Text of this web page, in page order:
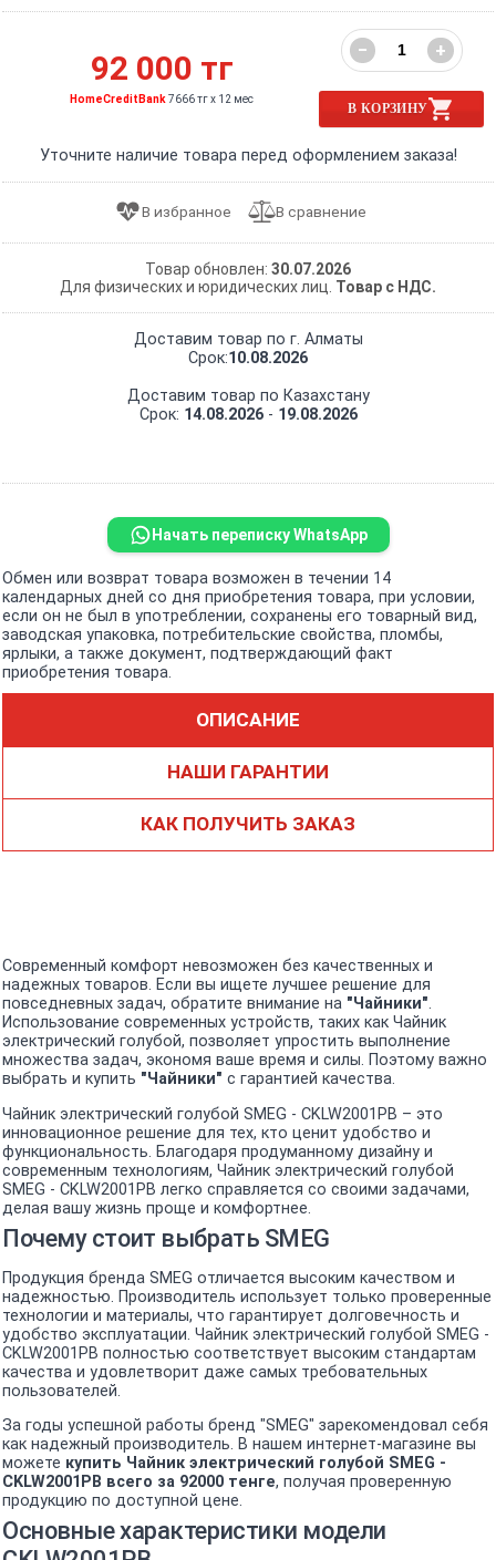
92 000 тг
HomeCreditBank7666 тг x 12 мес
− +
В КОРЗИНУ
Уточните наличие товара перед оформлением заказа!
Товар обновлен: 30.07.2026
Для физических и юридических лиц. Товар с НДС.
Доставим товар по г. Алматы
Срок:10.08.2026
Доставим товар по Казахстану
Срок: 14.08.2026- 19.08.2026
Начать переписку WhatsApp
Обмен или возврат товара возможен в течении 14
календарных дней со дня приобретения товара, при условии,
если он не был в употреблении, сохранены его товарный вид,
заводская упаковка, потребительские свойства, пломбы,
ярлыки, а также документ, подтверждающий факт
приобретения товара.
ОПИСАНИЕ
НАШИ ГАРАНТИИ
КАК ПОЛУЧИТЬ ЗАКАЗ
Современный комфорт невозможен без качественных и
надежных товаров. Если вы ищете лучшее решение для
повседневных задач, обратите внимание на "Чайники".
Использование современных устройств, таких как Чайник
электрический голубой, позволяет упростить выполнение
множества задач, экономя ваше время и силы. Поэтому важно
выбрать и купить "Чайники" с гарантией качества.
Чайник электрический голубой SMEG - CKLW2001PB – это
инновационное решение для тех, кто ценит удобство и
функциональность. Благодаря продуманному дизайну и
современным технологиям, Чайник электрический голубой
SMEG - CKLW2001PB легко справляется со своими задачами,
делая вашу жизнь проще и комфортнее.
Почему стоит выбрать SMEG
Продукция бренда SMEG отличается высоким качеством и
надежностью. Производитель использует только проверенные
технологии и материалы, что гарантирует долговечность и
удобство эксплуатации. Чайник электрический голубой SMEG -
CKLW2001PB полностью соответствует высоким стандартам
качества и удовлетворит даже самых требовательных
пользователей.
За годы успешной работы бренд "SMEG" зарекомендовал себя
как надежный производитель. В нашем интернет-магазине вы
можете купить Чайник электрический голубой SMEG -
CKLW2001PB всего за 92000 тенге, получая проверенную
продукцию по доступной цене.
Основные характеристики модели